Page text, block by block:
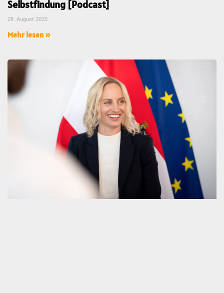
Selbstfindung [Podcast]
28. August 2025
Mehr lesen »